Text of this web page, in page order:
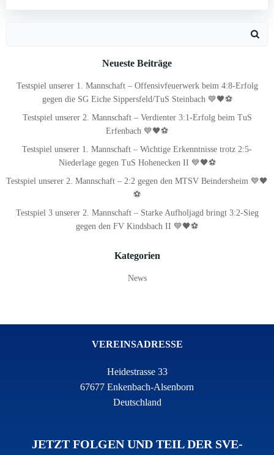
Neueste Beiträge
Testspiel unserer 1. Mannschaft – Offensivfeuerwerk beim 4:8-Erfolg
gegen die SG Eiche Sippersfeld/TuS Steinbach 💙🖤⚽
Testspiel unserer 2. Mannschaft – Verdienter 3:1-Erfolg beim TuS
Erfenbach 💙🖤⚽
Testspiel unserer 1. Mannschaft – Wichtige Erkenntnisse trotz 2:5-
Niederlage gegen TuS Hohenecken II 💙🖤⚽
Testspiel unserer 2. Mannschaft – 2:2 gegen den MTSV Beindersheim 💙🖤
⚽
Testspiel 3 unserer 2. Mannschaft – Starke Aufholjagd bringt 3:2-Sieg
gegen den FV Kindsbach II 💙🖤⚽
Kategorien
News
VEREINSADRESSE
Heidestrasse 33
67677 Enkenbach-Alsenborn
Deutschland
JETZT FOLGEN UND TEIL DER SVE-